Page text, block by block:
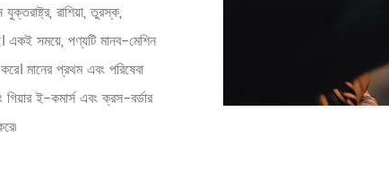
রাশিয়া, তুরস্ক,
একই সময়ে, পণ্যটি মানব-মেশিন
মানের প্রথম এবং পরিষেবা
গিয়ার ই-কমার্স এবং ক্রস-বর্ডার